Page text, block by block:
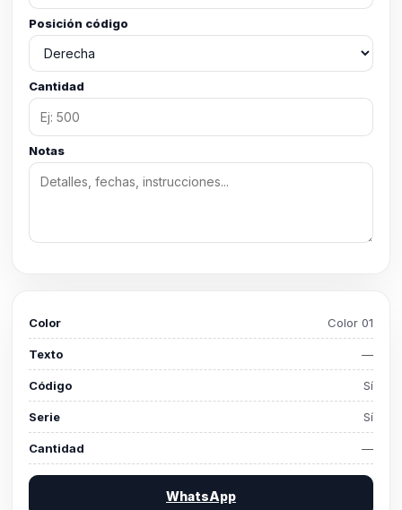
Posición código
Cantidad
Notas
Color Color 01
Texto —
Código Sí
Serie Sí
Cantidad —
WhatsApp